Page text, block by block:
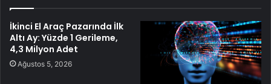
İkinci El Araç Pazarında İlk
Altı Ay: Yüzde 1 Gerileme,
4,3 Milyon Adet
Ağustos 5, 2026